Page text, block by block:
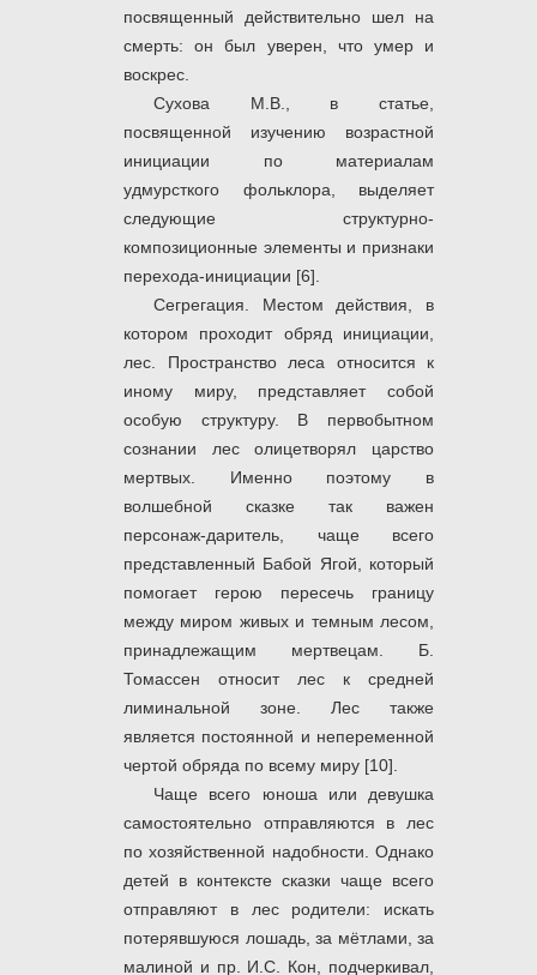
посвященный действительно шел на
смерть: он был уверен, что умер и
воскрес.
Сухова М.В., в статье,
посвященной изучению возрастной
инициации по материалам
удмурсткого фольклора, выделяет
следующие структурно-
композиционные элементы и признаки
перехода-инициации [6].
Сегрегация. Местом действия, в
котором проходит обряд инициации,
лес. Пространство леса относится к
иному миру, представляет собой
особую структуру. В первобытном
сознании лес олицетворял царство
мертвых. Именно поэтому в
волшебной сказке так важен
персонаж-даритель, чаще всего
представленный Бабой Ягой, который
помогает герою пересечь границу
между миром живых и темным лесом,
принадлежащим мертвецам. Б.
Томассен относит лес к средней
лиминальной зоне. Лес также
является постоянной и непеременной
чертой обряда по всему миру [10].
Чаще всего юноша или девушка
самостоятельно отправляются в лес
по хозяйственной надобности. Однако
детей в контексте сказки чаще всего
отправляют в лес родители: искать
потерявшуюся лошадь, за мётлами, за
малиной и пр. И.С. Кон, подчеркивал,